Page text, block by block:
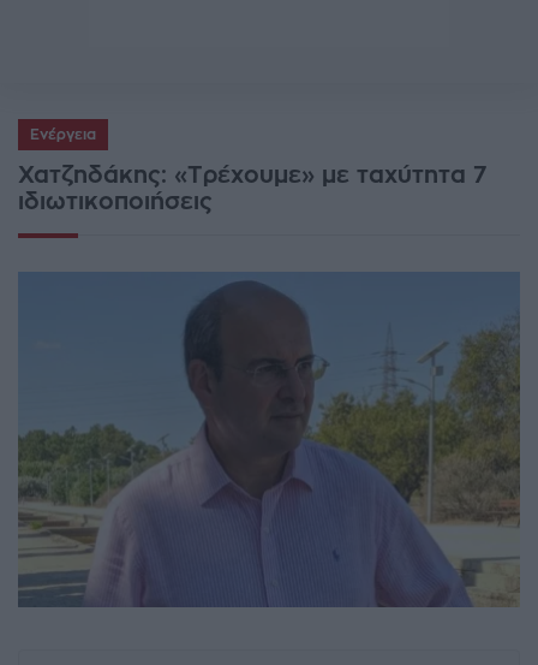
Ενέργεια
Χατζηδάκης: «Tρέχουμε» με ταχύτητα 7
ιδιωτικοποιήσεις